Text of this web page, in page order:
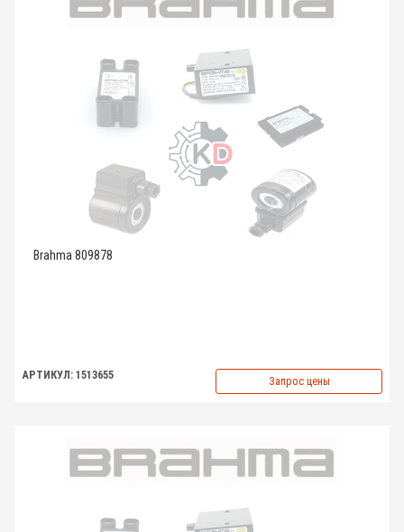
Brahma 809878
АРТИКУЛ: 1513655 Запрос цены